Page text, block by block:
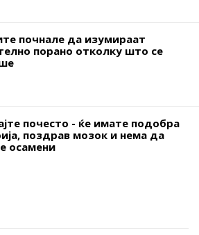
почнале да изумираат
порано отколку што се
почесто - ќе имате подобра
поздрав мозок и нема да
осамени